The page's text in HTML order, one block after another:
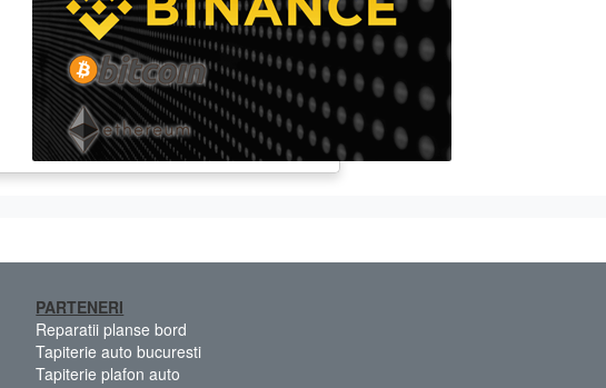
PARTENERI
Reparatii planse bord
Tapiterie auto bucuresti
Tapiterie plafon auto